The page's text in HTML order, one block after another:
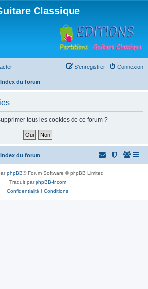
Classique
Connexion
S’enregistrer
Index du forum
tous les cookies de ce forum ?
Index du forum
phpBB® Forum Software © phpBB Limited
Traduit parphpBB-fr.com
Confidentialité | Conditions